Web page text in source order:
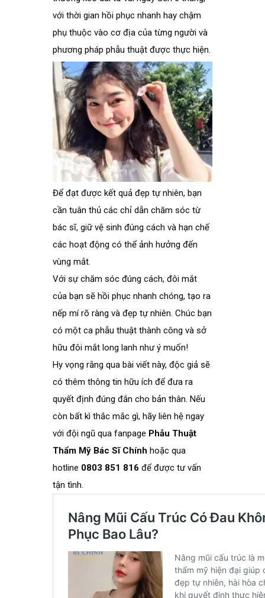
với thời gian hồi phục nhanh hay chậm
phụ thuộc vào cơ địa của từng người và
phương pháp phẫu thuật được thực hiện.
Để đạt được kết quả đẹp tự nhiên, bạn
cần tuân thủ các chỉ dẫn chăm sóc từ
bác sĩ, giữ vệ sinh đúng cách và hạn chế
các hoạt động có thể ảnh hưởng đến
vùng mắt.
Với sự chăm sóc đúng cách, đôi mắt
của bạn sẽ hồi phục nhanh chóng, tạo ra
nếp mí rõ ràng và đẹp tự nhiên. Chúc bạn
có một ca phẫu thuật thành công và sở
hữu đôi mắt long lanh như ý muốn!
Hy vọng rằng qua bài viết này, độc giả sẽ
có thêm thông tin hữu ích để đưa ra
quyết định đúng đắn cho bản thân. Nếu
còn bất kì thắc mắc gì, hãy liên hệ ngay
với đội ngũ qua fanpage Phẫu Thuật
Thẩm Mỹ Bác Sĩ Chính hoặc qua
hotline 0803 851 816 để được tư vấn
tận tình.